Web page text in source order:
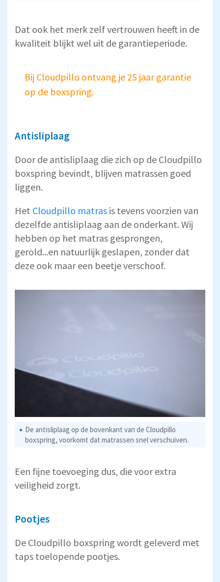
Dat ook het merk zelf vertrouwen heeft in de
kwaliteit blijkt wel uit de garantieperiode.
Bij Cloudpillo ontvang je 25 jaar garantie
op de boxspring.
Antisliplaag
Door de antisliplaag die zich op de Cloudpillo
boxspring bevindt, blijven matrassen goed
liggen.
Het Cloudpillo matras is tevens voorzien van
dezelfde antisliplaag aan de onderkant. Wij
hebben op het matras gesprongen,
gerold...en natuurlijk geslapen, zonder dat
deze ook maar een beetje verschoof.
De antisliplaag op de bovenkant van de Cloudpillo
boxspring, voorkomt dat matrassen snel verschuiven.
Een fijne toevoeging dus, die voor extra
veiligheid zorgt.
Pootjes
De Cloudpillo boxspring wordt geleverd met
taps toelopende pootjes.